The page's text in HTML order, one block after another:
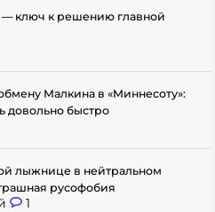
— ключ к решению главной
Малкина в «Миннесоту»:
довольно быстро
лыжнице в нейтральном
русофобия
1